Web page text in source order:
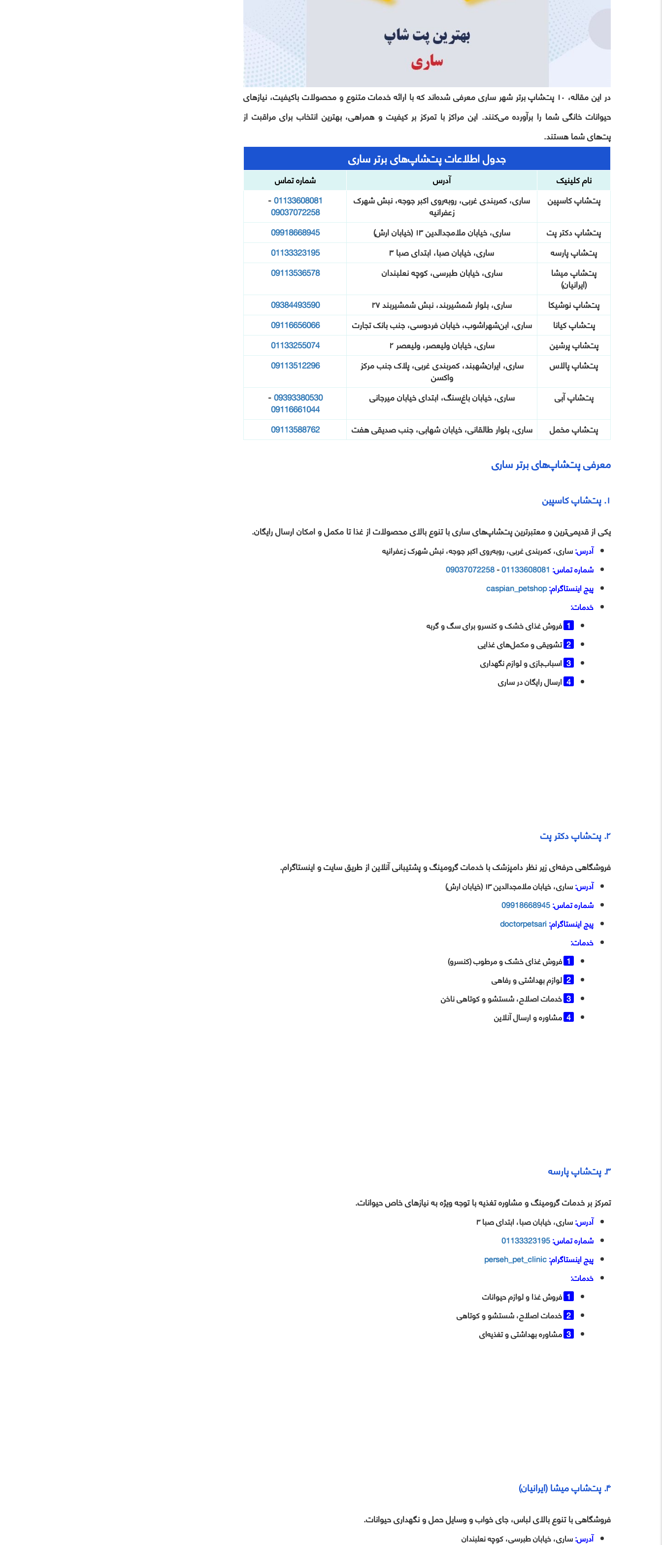
در این مقاله، ۱۰ پت‌شاپ برتر شهر ساری معرفی شده‌اند که با ارائه خدمات متنوع و محصولات باکیفیت، نیازهای
حیوانات خانگی شما را برآورده می‌کنند. این مراکز با تمرکز بر کیفیت و همراهی، بهترین انتخاب برای مراقبت از
پت‌های شما هستند.
جدول اطلاعات پت‌شاپ‌های برتر ساری
نام کلینیک آدرس
شماره تماس
پت‌شاپ کاسپین
ساری، کمربندی غربی، روبه‌روی اکبر جوجه، نبش شهرک
زعفرانیه
01133608081
-
09037072258
پت‌شاپ دکتر پت
ساری، خیابان ملامجدالدین ۱۳ (خیابان ارش)
09918668945
پت‌شاپ پارسه
ساری، خیابان صبا، ابتدای صبا ۳
01133323195
پت‌شاپ میشا
(ایرانیان)
ساری، خیابان طبرسی، کوچه نعلبندان
09113536578
پت‌شاپ نوشیکا
ساری، بلوار شمشیربند، نبش شمشیربند ۲۷
09384493590
پت‌شاپ کیانا
ساری، ابن‌شهراشوب، خیابان فردوسی، جنب بانک تجارت
09116656066
پت‌شاپ پرشین
ساری، خیابان ولیعصر، ولیعصر ۲
01133255074
پت‌شاپ پالاس
ساری، ایران‌شهبند، کمربندی غربی، پلاک جنب مرکز
واکسن
09113512296
پت‌شاپ آبی
ساری، خیابان باغ‌سنگ، ابتدای خیابان میرجانی 09393380530
-
09116661044
پت‌شاپ مخمل
ساری، بلوار طالقانی، خیابان شهابی، جنب صدیقی هفت 09113588762
معرفی پت‌شاپ‌های برتر ساری
۱. پت‌شاپ کاسپین
یکی از قدیمی‌ترین و معتبرترین پت‌شاپ‌های ساری با تنوع بالای محصولات از غذا تا مکمل و امکان ارسال رایگان.
آدرس:ساری، کمربندی غربی، روبه‌روی اکبر جوجه، نبش شهرک زعفرانیه
شماره تماس: 01133608081
-
09037072258
پیج اینستاگرام:caspian_petshop
خدمات:
فروش غذای خشک و کنسرو برای سگ و گربه
تشویقی و مکمل‌های غذایی
اسباب‌بازی و لوازم نگهداری
ارسال رایگان در ساری
۲. پت‌شاپ دکتر پت
فروشگاهی حرفه‌ای زیر نظر دامپزشک با خدمات گرومینگ و پشتیبانی آنلاین از طریق سایت و اینستاگرام.
آدرس:ساری، خیابان ملامجدالدین ۱۳ (خیابان ارش)
شماره تماس:09918668945
پیج اینستاگرام:doctorpetsari
خدمات:
فروش غذای خشک و مرطوب (کنسرو)
لوازم بهداشتی و رفاهی
خدمات اصلاح، شستشو و کوتاهی ناخن
مشاوره و ارسال آنلاین
۳. پت‌شاپ پارسه
تمرکز بر خدمات گرومینگ و مشاوره تغذیه با توجه ویژه به نیازهای خاص حیوانات.
آدرس:ساری، خیابان صبا، ابتدای صبا ۳
شماره تماس:01133323195
پیج اینستاگرام:perseh_pet_clinic
خدمات:
فروش غذا و لوازم حیوانات
خدمات اصلاح، شستشو و کوتاهی
مشاوره بهداشتی و تغذیه‌ای
۴. پت‌شاپ میشا (ایرانیان)
فروشگاهی با تنوع بالای لباس، جای خواب و وسایل حمل و نگهداری حیوانات.
آدرس:ساری، خیابان طبرسی، کوچه نعلبندان